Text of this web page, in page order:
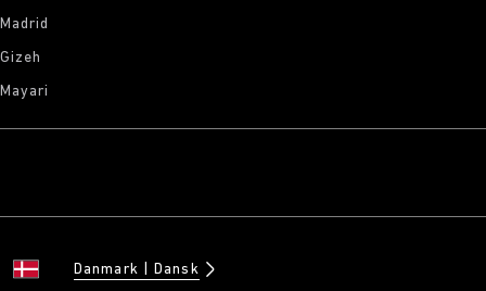
Madrid
Gizeh
Mayari
Danmark Dansk